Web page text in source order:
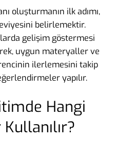
oluşturmanın ilk adımı,
belirlemektir.
gelişim göstermesi
uygun materyaller ve
ilerlemesini takip
yapılır.
Hangi